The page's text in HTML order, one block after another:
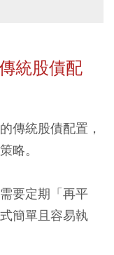
統股債配
傳統股債配置，
略。
要定期「再平
簡單且容易執